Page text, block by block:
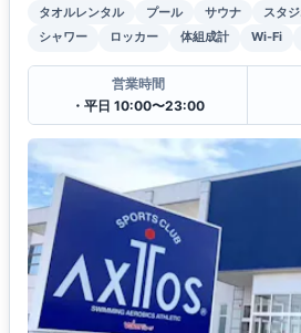
タオルレンタル プール サウナ スタ
シャワー
ロッカー 体組成計 Wi-Fi
営業時間
・平日 10:00〜23:00